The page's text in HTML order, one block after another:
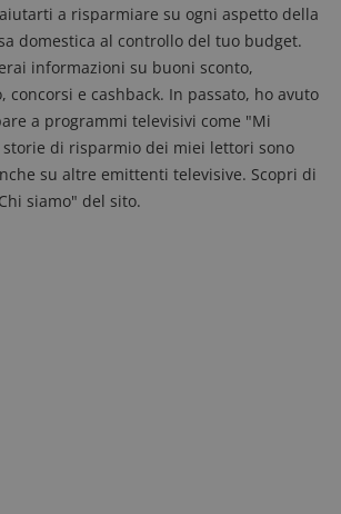
a risparmiare su ogni aspetto della
domestica al controllo del tuo budget.
informazioni su buoni sconto,
concorsi e cashback. In passato, ho avuto
a programmi televisivi come "Mi
storie di risparmio dei miei lettori sono
su altre emittenti televisive. Scopri di
siamo" del sito.